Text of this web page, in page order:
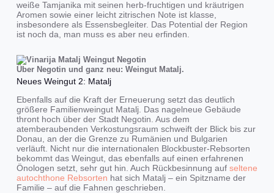
weiße Tamjanika mit seinen herb-fruchtigen und kräutrigen
Aromen sowie einer leicht zitrischen Note ist klasse,
insbesondere als Essensbegleiter. Das Potential der Region
ist noch da, man muss es aber neu erfinden.
Über Negotin und ganz neu: Weingut Matalj.
Neues Weingut 2: Matalj
Ebenfalls auf die Kraft der Erneuerung setzt das deutlich
größere Familienweingut Matalj. Das nagelneue Gebäude
thront hoch über der Stadt Negotin. Aus dem
atemberaubenden Verkostungsraum schweift der Blick bis zur
Donau, an der die Grenze zu Rumänien und Bulgarien
verläuft. Nicht nur die internationalen Blockbuster-Rebsorten
bekommt das Weingut, das ebenfalls auf einen erfahrenen
Önologen setzt, sehr gut hin. Auch Rückbesinnung auf seltene
autochthone Rebsorten hat sich Matalj – ein Spitzname der
Familie – auf die Fahnen geschrieben.